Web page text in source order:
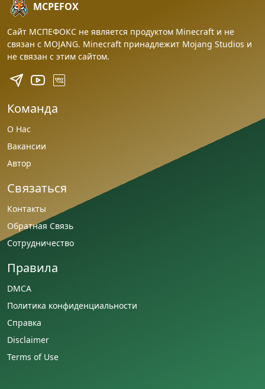
MCPEFOX
Сайт МСПЕФОКС не является продуктом Minecraft и не
связан с MOJANG. Minecraft принадлежит Mojang Studios и
не связан с этим сайтом.
Команда
О Нас
Вакансии
Автор
Связаться
Контакты
Обратная Связь
Сотрудничество
Правила
DMCA
Политика конфиденциальности
Справка
Disclaimer
Terms of Use